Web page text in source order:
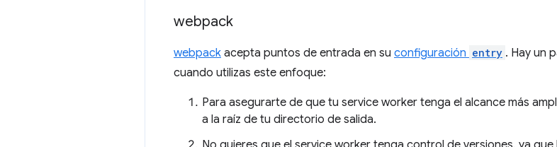
webpack
webpack acepta puntos de entrada en su configuración entry . Hay un
cuando utilizas este enfoque:
Para asegurarte de que tu service worker tenga el alcance más
a la raíz de tu directorio de salida.